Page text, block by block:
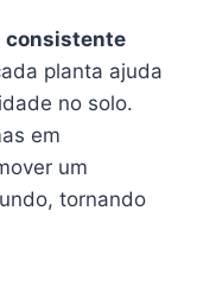
consistente
planta ajuda
no solo.
em
um
tornando